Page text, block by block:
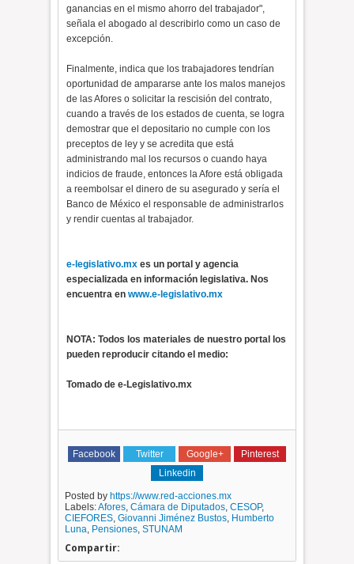
ganancias en el mismo ahorro del trabajador",
señala el abogado al describirlo como un caso de
excepción.
Finalmente, indica que los trabajadores tendrían
oportunidad de ampararse ante los malos manejos
de las Afores o solicitar la rescisión del contrato,
cuando a través de los estados de cuenta, se logra
demostrar que el depositario no cumple con los
preceptos de ley y se acredita que está
administrando mal los recursos o cuando haya
indicios de fraude, entonces la Afore está obligada
a reembolsar el dinero de su asegurado y sería el
Banco de México el responsable de administrarlos
y rendir cuentas al trabajador.
e-legislativo.mx es un portal y agencia
especializada en información legislativa. Nos
encuentra enwww.e-legislativo.mx
NOTA: Todos los materiales de nuestro portal los
pueden reproducir citando el medio:
Tomado de e-Legislativo.mx
Facebook Twitter Google+
Pinterest
Linkedin
Posted by https://www.red-acciones.mx
Labels:Afores,Cámara de Diputados,CESOP,
CIEFORES,Giovanni Jiménez Bustos, Humberto
Luna, Pensiones,STUNAM
Compartir: